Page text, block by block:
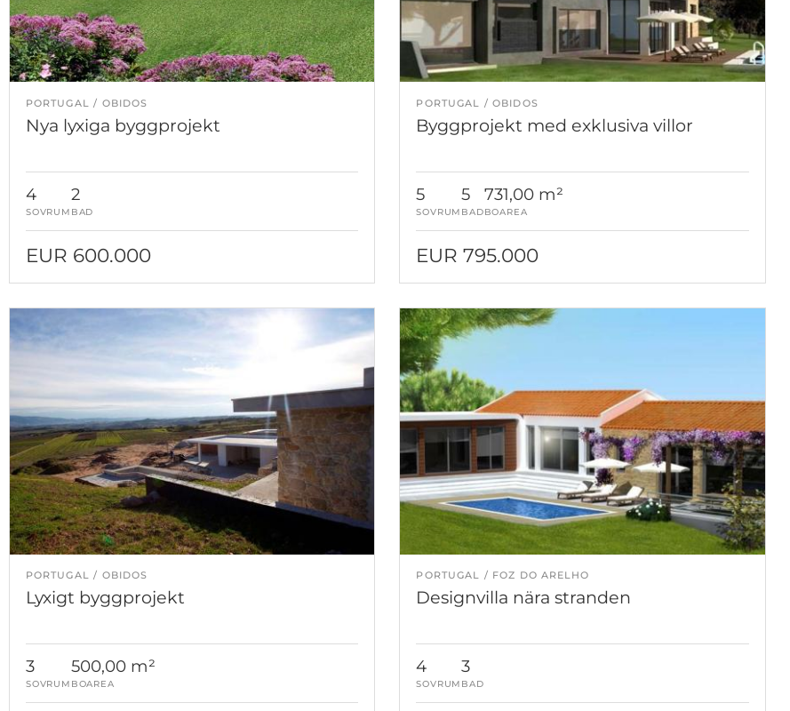
PORTUGAL OBIDOS
Nya lyxiga byggprojekt
4
SOVRUM
2
BAD
EUR 600.000
PORTUGAL OBIDOS
Byggprojekt med exklusiva villor
5
SOVRUM
5
BAD
731,00 m²
BOAREA
EUR 795.000
PORTUGAL OBIDOS
Lyxigt byggprojekt
3
SOVRUM
500,00 m²
BOAREA
PORTUGAL FOZ DO ARELHO
Designvilla nära stranden
4
SOVRUM
3
BAD